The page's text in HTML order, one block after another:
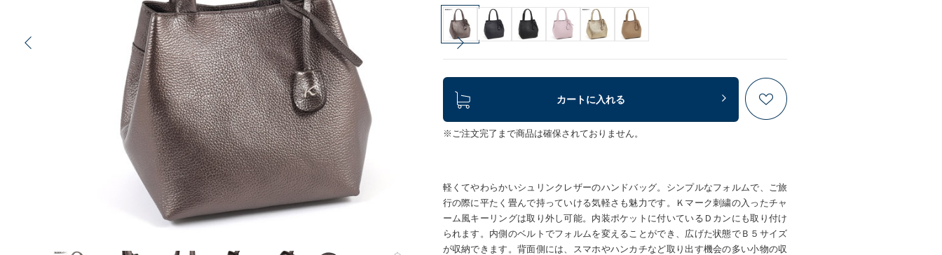
カートに入れる
※ご注文完了まで商品は確保されておりません。
軽くてやわらかいシュリンクレザーのハンドバッグ。シンプルなフォルムで、ご旅
行の際に平たく畳んで持っていける気軽さも魅力です。Ｋマーク刺繍の入ったチャ
ーム風キーリングは取り外し可能。内装ポケットに付いているＤカンにも取り付け
られます。内側のベルトでフォルムを変えることができ、広げた状態でＢ５サイズ
が収納できます。背面側には、スマホやハンカチなど取り出す機会の多い小物の収